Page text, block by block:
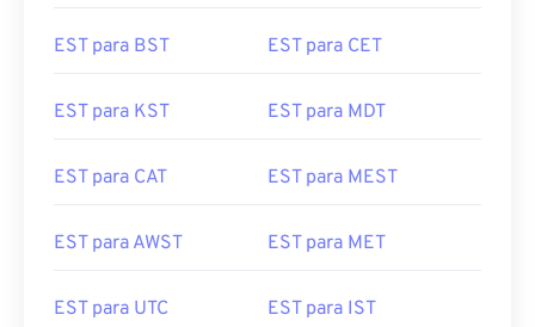
EST para BST EST para CET
EST para KST EST para MDT
EST para CAT EST para MEST
EST para AWST EST para MET
EST para UTC EST para IST